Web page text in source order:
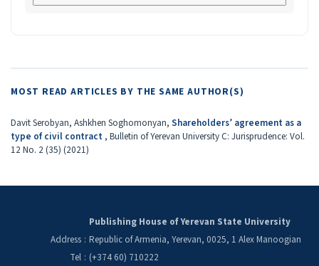
MOST READ ARTICLES BY THE SAME AUTHOR(S)
Davit Serobyan, Ashkhen Soghomonyan, Shareholders’ agreement as a
type of civil contract , Bulletin of Yerevan University C: Jurisprudence: Vol.
12 No. 2 (35) (2021)
Publishing House of Yerevan State University
Address : Republic of Armenia, Yerevan, 0025, 1 Alex Manoogian
Tel : (+374 60) 710222